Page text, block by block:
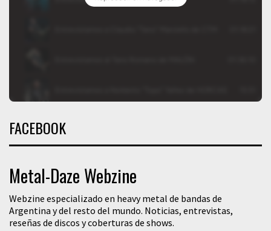
FACEBOOK
Metal-Daze Webzine
Webzine especializado en heavy metal de bandas de
Argentina y del resto del mundo. Noticias, entrevistas,
reseñas de discos y coberturas de shows.